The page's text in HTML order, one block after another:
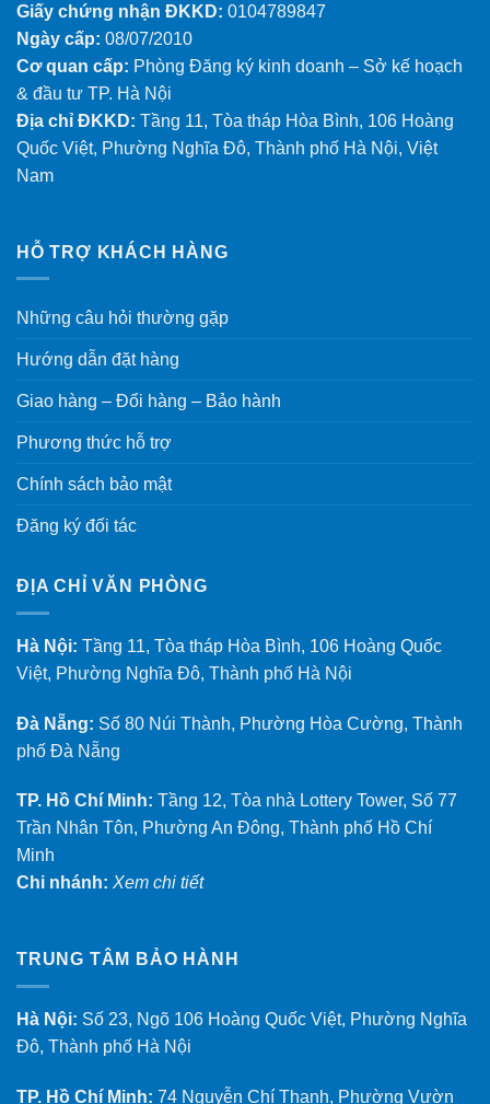
Giấy chứng nhận ĐKKD: 0104789847
Ngày cấp: 08/07/2010
Cơ quan cấp: Phòng Đăng ký kinh doanh – Sở kế hoạch
& đầu tư TP. Hà Nội
Địa chỉ ĐKKD: Tầng 11, Tòa tháp Hòa Bình, 106 Hoàng
Quốc Việt, Phường Nghĩa Đô, Thành phố Hà Nội, Việt
Nam
HỖ TRỢ KHÁCH HÀNG
Những câu hỏi thường gặp
Hướng dẫn đặt hàng
Giao hàng – Đổi hàng – Bảo hành
Phương thức hỗ trợ
Chính sách bảo mật
Đăng ký đối tác
ĐỊA CHỈ VĂN PHÒNG
Hà Nội: Tầng 11, Tòa tháp Hòa Bình, 106 Hoàng Quốc
Việt, Phường Nghĩa Đô, Thành phố Hà Nội
Đà Nẵng: Số 80 Núi Thành, Phường Hòa Cường, Thành
phố Đà Nẵng
TP. Hồ Chí Minh: Tầng 12, Tòa nhà Lottery Tower, Số 77
Trần Nhân Tôn, Phường An Đông, Thành phố Hồ Chí
Minh
Chi nhánh: Xem chi tiết
TRUNG TÂM BẢO HÀNH
Hà Nội: Số 23, Ngõ 106 Hoàng Quốc Việt, Phường Nghĩa
Đô, Thành phố Hà Nội
TP. Hồ Chí Minh: 74 Nguyễn Chí Thanh, Phường Vườn